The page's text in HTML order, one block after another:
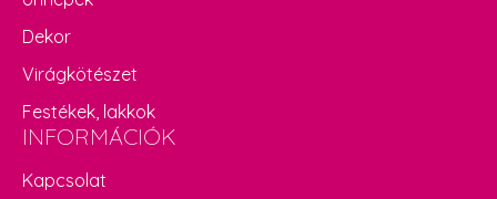
Dekor
Virágkötészet
Festékek, lakkok
INFORMÁCIÓK
Kapcsolat